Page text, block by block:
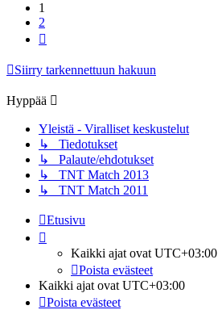
1
2
Siirry tarkennettuun hakuun
Hyppää
Yleistä - Viralliset keskustelut
↳ Tiedotukset
↳ Palaute/ehdotukset
↳ TNT Match 2013
↳ TNT Match 2011
Etusivu
Kaikki ajat ovatUTC+03:00
Poista evästeet
Kaikki ajat ovatUTC+03:00
Poista evästeet